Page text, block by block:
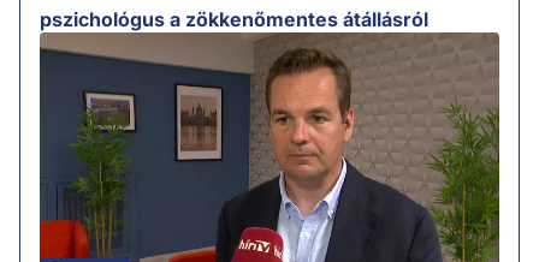
pszichológus a zökkenőmentes átállásról